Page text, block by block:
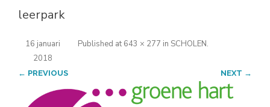
leerpark
Published
16 januari
2018
at 643 × 277 in SCHOLEN.
← PREVIOUS NEXT →